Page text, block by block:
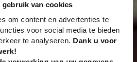
gebruik van cookies
om content en advertenties te
voor social media te bieden
te analyseren. Dank u voor